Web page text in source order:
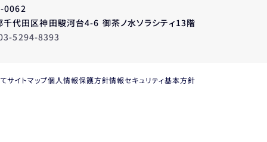
0062
千代田区神田駿河台4-6 御茶ノ水ソラシティ13階
5294-8393
サイトマップ個人情報保護方針情報セキュリティ基本方針